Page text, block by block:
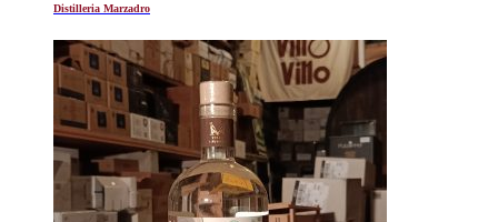
Distilleria Marzadro